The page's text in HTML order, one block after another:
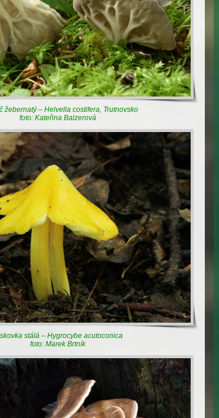
žebernatý – Helvella costifera, Trutnovsko
foto: Kateřina Balzerová
stálá – Hygrocybe acutoconica
foto: Marek Brtník